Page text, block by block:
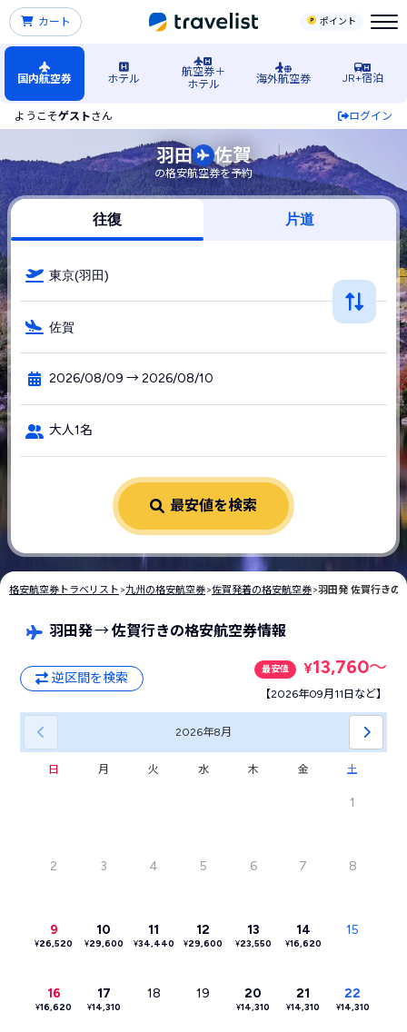
ポイント
カート
国内航空券 ホテル
航空券＋
ホテル
海外航空券 JR+宿泊
ようこそゲストさん ログイン
羽田空港発→佐賀空港行きの格安航空券・飛行機・LCC予約
羽田 佐賀
の格安航空券を予約
往復 片道
東京(羽田)
佐賀
2026/08/09 → 2026/08/10
大人1名
最安値を検索
格安航空券トラベリスト >九州の格安航空券>佐賀発着の格安航空券>羽田発 佐賀行きの
羽田発→佐賀行きの格安航空券情報
逆区間を検索
最安値 ¥13,760〜
【2026年09月11日など】
2026年8月
日 月 火 水 木 金 土
1
2 3 4 5 6 7 8
9
¥26,520
10
¥29,600
11
¥34,440
12
¥29,600
13
¥23,550
14
¥16,620
15
16
¥16,620
17
¥14,310
18 19 20
¥14,310
21
¥14,310
22
¥14,310